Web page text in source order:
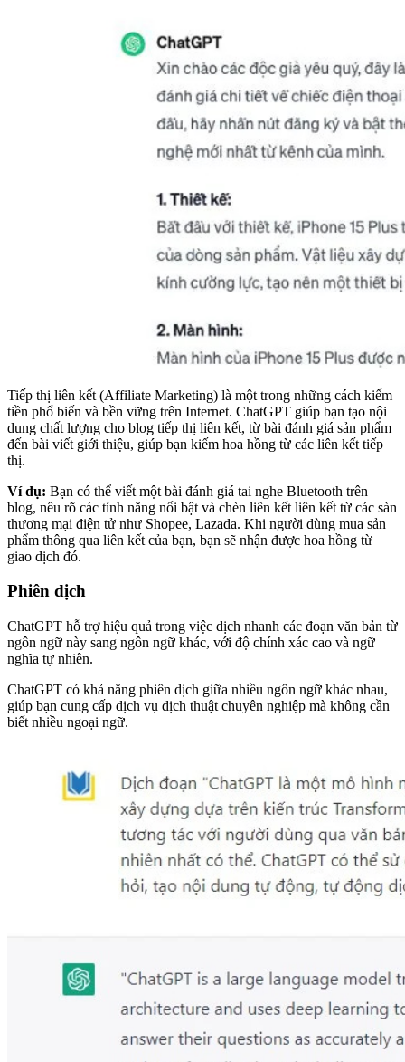
Tiếp thị liên kết (Affiliate Marketing) là một trong những cách kiếm
tiền phổ biến và bền vững trên Internet. ChatGPT giúp bạn tạo nội
dung chất lượng cho blog tiếp thị liên kết, từ bài đánh giá sản phẩm
đến bài viết giới thiệu, giúp bạn kiếm hoa hồng từ các liên kết tiếp
thị.
Ví dụ: Bạn có thể viết một bài đánh giá tai nghe Bluetooth trên
blog, nêu rõ các tính năng nổi bật và chèn liên kết liên kết từ các sàn
thương mại điện tử như Shopee, Lazada. Khi người dùng mua sản
phẩm thông qua liên kết của bạn, bạn sẽ nhận được hoa hồng từ
giao dịch đó.
Phiên dịch
ChatGPT hỗ trợ hiệu quả trong việc dịch nhanh các đoạn văn bản từ
ngôn ngữ này sang ngôn ngữ khác, với độ chính xác cao và ngữ
nghĩa tự nhiên.
ChatGPT có khả năng phiên dịch giữa nhiều ngôn ngữ khác nhau,
giúp bạn cung cấp dịch vụ dịch thuật chuyên nghiệp mà không cần
biết nhiều ngoại ngữ.